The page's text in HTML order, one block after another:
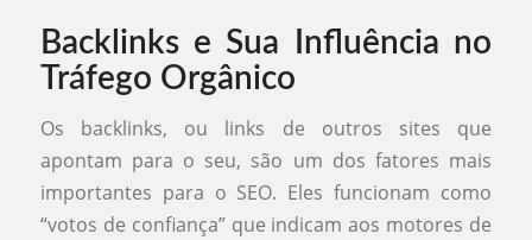
Backlinks e Sua Influência no
Tráfego Orgânico
Os backlinks, ou links de outros sites que
apontam para o seu, são um dos fatores mais
importantes para o SEO. Eles funcionam como
“votos de confiança” que indicam aos motores de